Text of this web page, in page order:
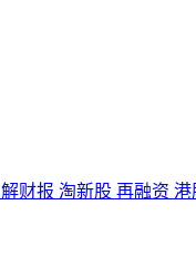
解财报 淘新股 再融资